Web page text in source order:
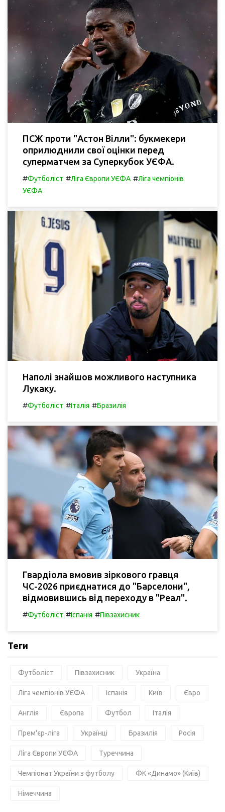
ПСЖ проти "Астон Вілли": букмекери
оприлюднили свої оцінки перед
суперматчем за Суперкубок УЄФА.
#Футболіст #Ліга Європи УЄФА #Ліга чемпіонів
УЄФА
Наполі знайшов можливого наступника
Лукаку.
#Футболіст #Італія #Бразилія
Гвардіола вмовив зіркового гравця
ЧС-2026 приєднатися до "Барселони",
відмовившись від переходу в "Реал".
#Футболіст #Іспанія #Півзахисник
Теги
Футболіст Півзахисник Україна
Ліга чемпіонів УЄФА Іспанія Київ Євро
Англія Європа Футбол Італія
Прем'єр-ліга Українці Бразилія Росія
Ліга Європи УЄФА Туреччина
Чемпіонат України з футболу ФК «Динамо» (Київ)
Німеччина